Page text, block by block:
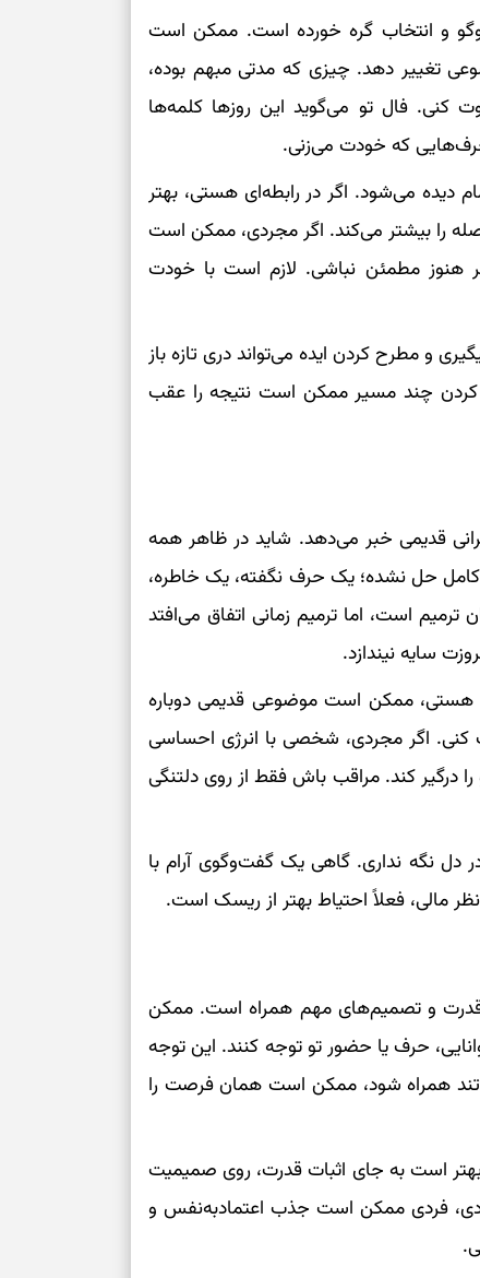
و انتخاب گره خورده است. ممکن است
تغییر دهد. چیزی که مدتی مبهم بوده،
کنی. فال تو می‌گوید این روزها کلمه‌ها
که خودت می‌زنی.
دیده می‌شود. اگر در رابطه‌ای هستی، بهتر
را بیشتر می‌کند. اگر مجردی، ممکن است
هنوز مطمئن نباشی. لازم است با خودت
و مطرح کردن ایده می‌تواند دری تازه باز
کردن چند مسیر ممکن است نتیجه را عقب
قدیمی خبر می‌دهد. شاید در ظاهر همه
حل نشده؛ یک حرف نگفته، یک خاطره،
ترمیم است، اما ترمیم زمانی اتفاق می‌افتد
سایه نیندازد.
هستی، ممکن است موضوعی قدیمی دوباره
کنی. اگر مجردی، شخصی با انرژی احساسی
کند. مراقب باش فقط از روی دلتنگی
نگه نداری. گاهی یک گفت‌وگوی آرام با
مالی، فعلاً احتیاط بهتر از ریسک است.
قدرت و تصمیم‌های مهم همراه است. ممکن
حرف یا حضور تو توجه کنند. این توجه
تند همراه شود، ممکن است همان فرصت را
است به جای اثبات قدرت، روی صمیمیت
فردی ممکن است جذب اعتمادبه‌نفس و